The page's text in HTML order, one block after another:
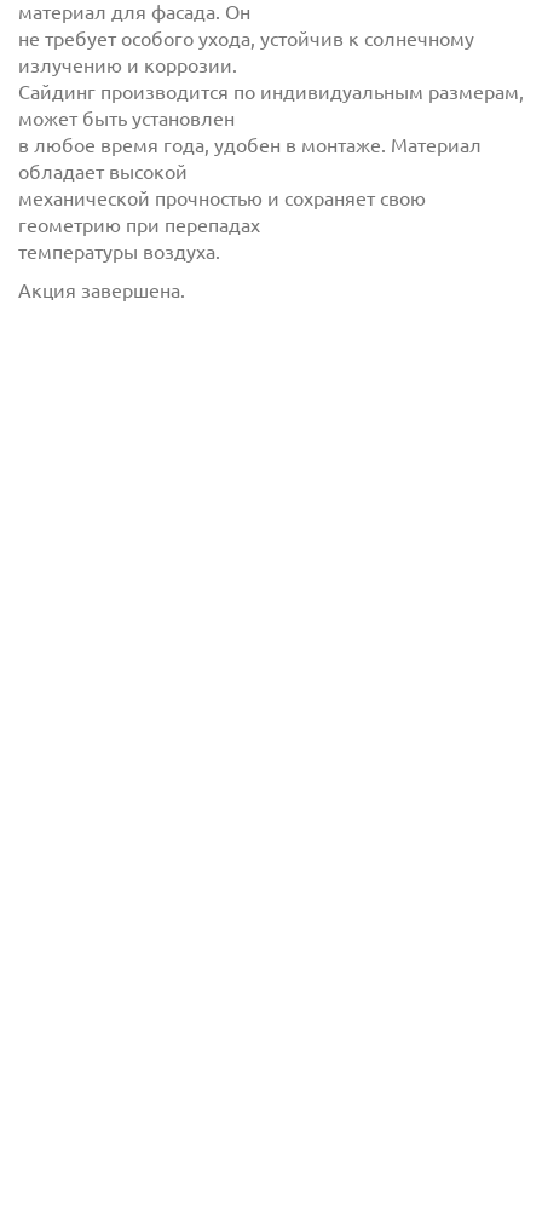
сполитикой обработки персональных данных
ознакомлен(-а) и даюсогласие на обработку
персональных данных
сполитикой конфиденциальности
и даю согласие
материал для фасада. Он
не требует особого ухода, устойчив к солнечному
излучению и коррозии.
Сайдинг производится по индивидуальным размерам,
может быть установлен
в любое время года, удобен в монтаже. Материал
обладает высокой
механической прочностью и сохраняет свою
геометрию при перепадах
температуры воздуха.
Акция завершена.